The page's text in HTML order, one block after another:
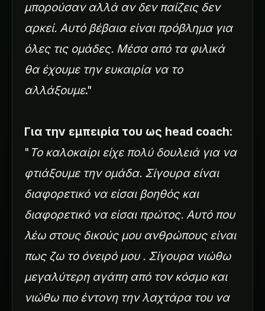
μπορούσαν αλλά αν δεν παίζεις δεν
αρκεί. Αυτό βέβαια είναι πρόβλημα για
όλες τις ομάδες. Μέσα από τα φιλικά
θα έχουμε την ευκαιρία να το
αλλάξουμε."
Για την εμπειρία του ως head coach:
" Το καλοκαίρι είχε πολύ δουλειά για να
φτιάξουμε την ομάδα. Σίγουρα είναι
διαφορετικό να είσαι βοηθός και
διαφορετικό να είσαι πρώτος. Αυτό που
λέω στους δικούς μου ανθρώπους είναι
πως ζω το όνειρό μου . Σίγουρα νιώθω
μεγαλύτερη αγάπη από τον κόσμο και
νιώθω πιο έντονη την λαχτάρα του να